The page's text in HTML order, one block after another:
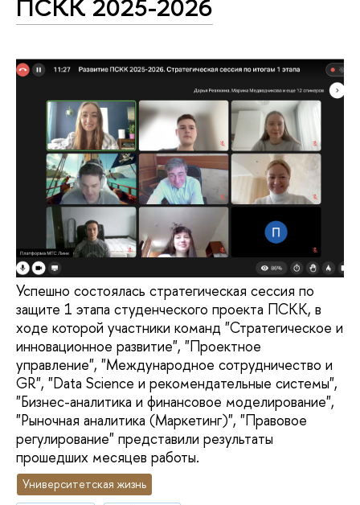
ПСКК 2025-2026
Успешно состоялась стратегическая сессия по
защите 1 этапа студенческого проекта ПСКК, в
ходе которой участники команд "Стратегическое и
инновационное развитие", "Проектное
управление", "Международное сотрудничество и
GR", "Data Science и рекомендательные системы",
"Бизнес-аналитика и финансовое моделирование",
"Рыночная аналитика (Маркетинг)", "Правовое
регулирование" представили результаты
прошедших месяцев работы.
Университетская жизнь